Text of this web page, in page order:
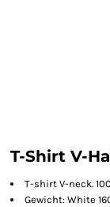
T-Shirt V-
T-shirt V-neck.
Gewicht: White